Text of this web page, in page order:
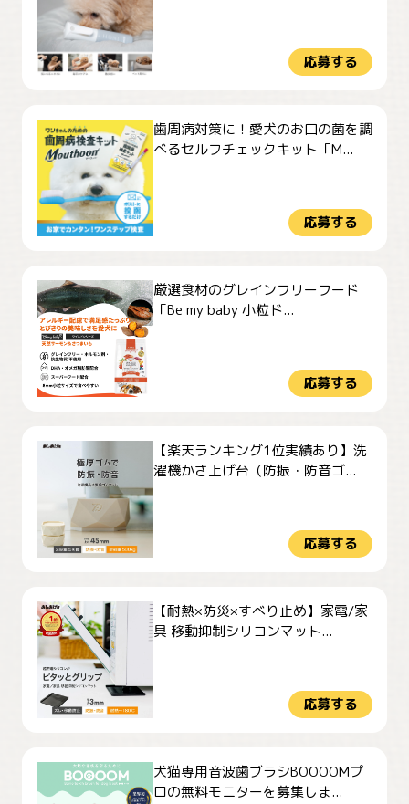
応募する
歯周病対策に！愛犬のお口の菌を調
べるセルフチェックキット「M...
応募する
厳選食材のグレインフリーフード
「Be my baby 小粒ド...
応募する
【楽天ランキング1位実績あり】洗
濯機かさ上げ台（防振・防音ゴ...
応募する
【耐熱×防災×すべり止め】家電/家
具 移動抑制シリコンマット...
応募する
犬猫専用音波歯ブラシBOOOOMプ
ロの無料モニターを募集しま...